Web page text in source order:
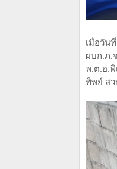
เมื่อวัน
ผบก.ภ.
พ.ต.อ.พิ
ทิพย์ สว